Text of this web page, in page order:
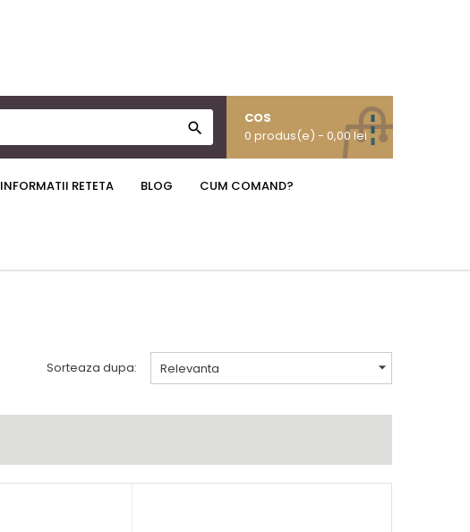

COS
0 produs(e) - 0,00 lei
INFORMATII RETETA BLOG CUM COMAND?
Sorteaza dupa: Relevanta 